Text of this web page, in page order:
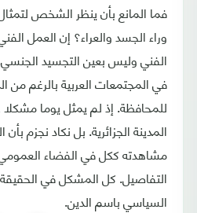
فما المانع بأن ينظر الشخص
وراء الجسد والعراء؟ إن العمل
الفني وليس بعين التجسيد
في المجتمعات العربية بالرغم من
للمحافظة. إذ لم يمثل يوما
المدينة الجزائرية. بل نكاد نجزم
مشاهدته ككل في الفضاء العمومي
التفاصيل. كل المشكل في الحقيقة
السياسي باسم الدين.